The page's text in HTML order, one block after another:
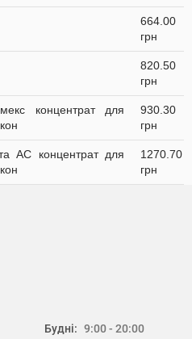
664.00
грн
820.50
грн
концентрат для
930.30
грн
АС концентрат для
1270.70
грн
Будні: 9:00 - 20:00